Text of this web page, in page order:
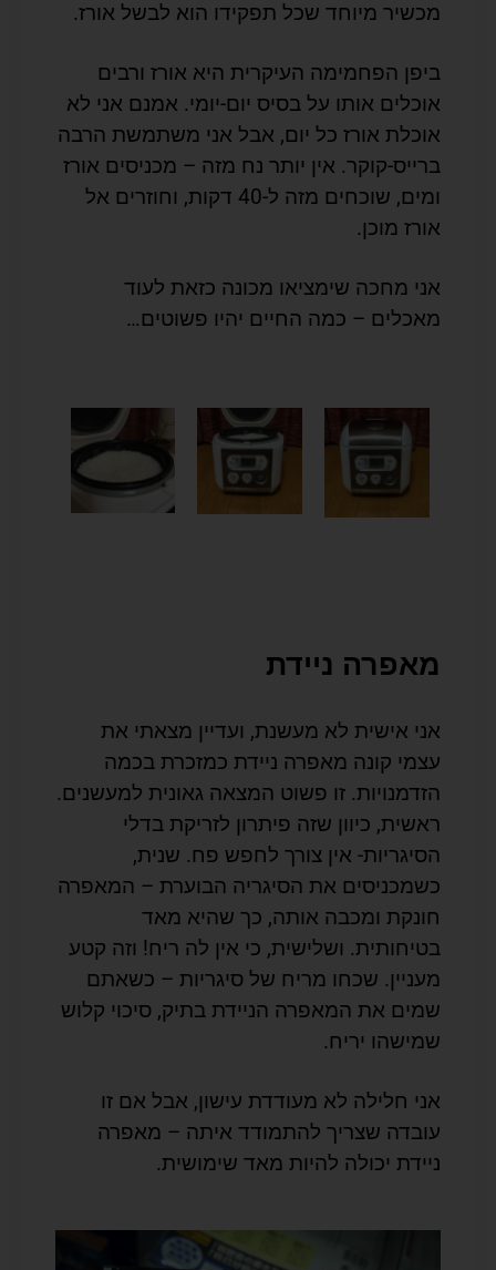
מכשיר מיוחד שכל תפקידו הוא לבשל אורז.
ביפן הפחמימה העיקרית היא אורז ורבים
אוכלים אותו על בסיס יום-יומי. אמנם אני לא
אוכלת אורז כל יום, אבל אני משתמשת הרבה
ברייס-קוקר. אין יותר נח מזה – מכניסים אורז
ומים, שוכחים מזה ל-40 דקות, וחוזרים אל
אורז מוכן.
אני מחכה שימציאו מכונה כזאת לעוד
מאכלים – כמה החיים יהיו פשוטים…
מאפרה ניידת
אני אישית לא מעשנת, ועדיין מצאתי את
עצמי קונה מאפרה ניידת כמזכרת בכמה
הזדמנויות. זו פשוט המצאה גאונית למעשנים.
ראשית, כיוון שזה פיתרון לזריקת בדלי
הסיגריות- אין צורך לחפש פח. שנית,
כשמכניסים את הסיגריה הבוערת – המאפרה
חונקת ומכבה אותה, כך שהיא מאד
בטיחותית. ושלישית, כי אין לה ריח! וזה קטע
מעניין. שכחו מריח של סיגריות – כשאתם
שמים את המאפרה הניידת בתיק, סיכוי קלוש
שמישהו יריח.
אני חלילה לא מעודדת עישון, אבל אם זו
עובדה שצריך להתמודד איתה – מאפרה
ניידת יכולה להיות מאד שימושית.